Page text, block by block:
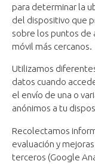
para determinar la
del dispositivo que
sobre los puntos de
móvil más cercanos.
Utilizamos
datos cuando
el envío de una o
anónimos a tu
Recolectamos
evaluación y
terceros (Google